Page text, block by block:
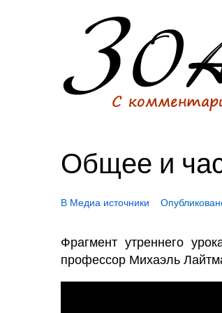
Общее и
В Медиа источники
Фрагмент утреннего
профессор Михаэль